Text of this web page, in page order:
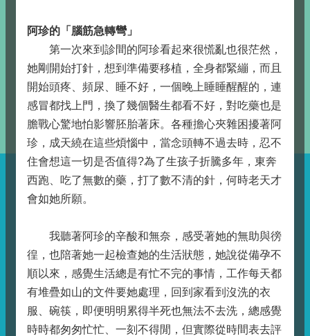
阿珍的「腦筋急轉彎」
第一次來到診間的阿珍看起來很慌亂也很茫然，
她剛開始打針，想到準備要移植，全身都緊繃，而且
開始頭疼、頻尿、睡不好，一個晚上睡睡醒醒的，連
感冒都找上門，換了幾個醫生都看不好，對吃藥也是
膽戰心驚地怕影響胚胎著床。各種擔心夾雜困擾著阿
珍，成天繞在這些煩惱中，當念頭轉不過去時，忍不
住會想這一切是否值得?為了生孩子折騰多年，東奔
西跑、吃了無數的藥，打了數不清的針，何時老天才
會如她所願。
我聽著阿珍的辛酸和無奈，感受著她的無助與徬
徨，也陪著她一起檢查她的生活狀態，她說從備孕不
順以來，感覺生活總是有忙不完的事情，工作每天都
有堆疊如山的文件要她處理，回到家看到沒洗的衣
服、碗筷，即便明明累得半死也無法不去洗，總感覺
時時都匆匆忙忙、一刻不得閒，但實際從時間表去評